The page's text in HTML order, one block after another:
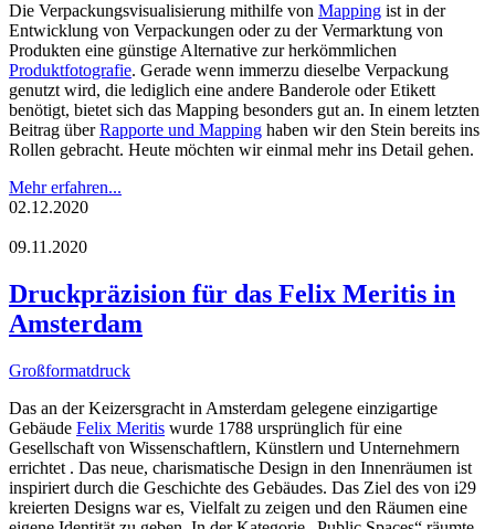
Die Verpackungsvisualisierung mithilfe von Mapping ist in der
Entwicklung von Verpackungen oder zu der Vermarktung von
Produkten eine günstige Alternative zur herkömmlichen
Produktfotografie. Gerade wenn immerzu dieselbe Verpackung
genutzt wird, die lediglich eine andere Banderole oder Etikett
benötigt, bietet sich das Mapping besonders gut an. In einem letzten
Beitrag überRapporte und Mapping haben wir den Stein bereits ins
Rollen gebracht. Heute möchten wir einmal mehr ins Detail gehen.
Mehr erfahren...
02.12.2020
09.11.2020
Druckpräzision für das Felix Meritis in
Amsterdam
Großformatdruck
Das an der Keizersgracht in Amsterdam gelegene einzigartige
Gebäude Felix Meritis wurde 1788 ursprünglich für eine
Gesellschaft von Wissenschaftlern, Künstlern und Unternehmern
errichtet . Das neue, charismatische Design in den Innenräumen ist
inspiriert durch die Geschichte des Gebäudes. Das Ziel des von i29
kreierten Designs war es, Vielfalt zu zeigen und den Räumen eine